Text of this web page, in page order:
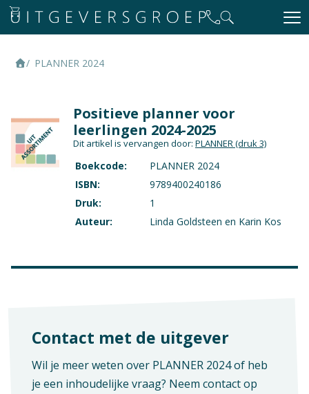
PLANNER 2024
Positieve planner voor
leerlingen 2024-2025
Dit artikel is vervangen door: PLANNER(druk 3)
Boekcode:
PLANNER 2024
ISBN:
9789400240186
Druk:
1
Auteur:
Linda Goldsteen en Karin Kos
Contact met de uitgever
Wil je meer weten over PLANNER 2024 of heb
je een inhoudelijke vraag? Neem contact op